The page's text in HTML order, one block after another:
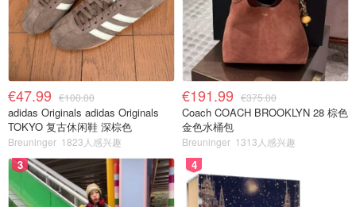
€47.99 €100.00
adidas Originals adidas Originals
TOKYO 复古休闲鞋 深棕色
Breuninger 1823人感兴趣
€191.99 €375.00
Coach COACH BROOKLYN 28 棕色
金色水桶包
Breuninger 1313人感兴趣
3 4